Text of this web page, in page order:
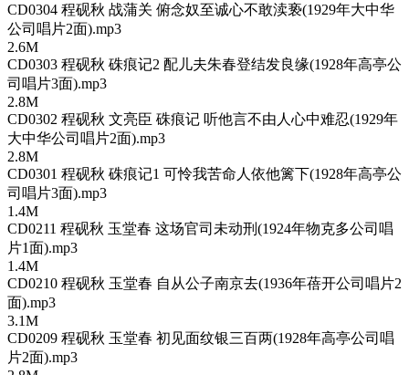
CD0304 程砚秋 战蒲关 俯念奴至诚心不敢渎亵(1929年大中华
公司唱片2面).mp3
2.6M
CD0303 程砚秋 硃痕记2 配儿夫朱春登结发良缘(1928年高亭公
司唱片3面).mp3
2.8M
CD0302 程砚秋 文亮臣 硃痕记 听他言不由人心中难忍(1929年
大中华公司唱片2面).mp3
2.8M
CD0301 程砚秋 硃痕记1 可怜我苦命人依他篱下(1928年高亭公
司唱片3面).mp3
1.4M
CD0211 程砚秋 玉堂春 这场官司未动刑(1924年物克多公司唱
片1面).mp3
1.4M
CD0210 程砚秋 玉堂春 自从公子南京去(1936年蓓开公司唱片2
面).mp3
3.1M
CD0209 程砚秋 玉堂春 初见面纹银三百两(1928年高亭公司唱
片2面).mp3